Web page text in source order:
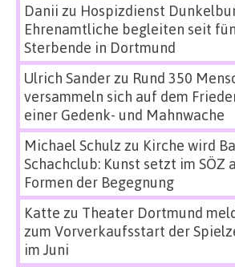
Danii zu Hospizdienst
Ehrenamtliche begleiten seit
Sterbende in Dortmund
Ulrich Sanderzu Rund 350
versammeln sich auf dem
einer Gedenk- und Mahnwache
Michael Schulz zu Kirche wird
Schachclub: Kunst setzt im SÖZ
Formen der Begegnung
Katte zu Theater Dortmund
zum Vorverkaufsstart der
im Juni